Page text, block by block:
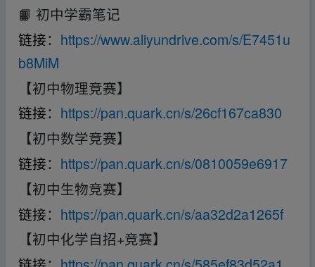
📙 初中学霸笔记
链接： https://www.aliyundrive.com/s/E7451u
b8MiM
【初中物理竞赛】
链接： https://pan.quark.cn/s/26cf167ca830
【初中数学竞赛】
链接： https://pan.quark.cn/s/0810059e6917
【初中生物竞赛】
链接： https://pan.quark.cn/s/aa32d2a1265f
【初中化学自招+竞赛】